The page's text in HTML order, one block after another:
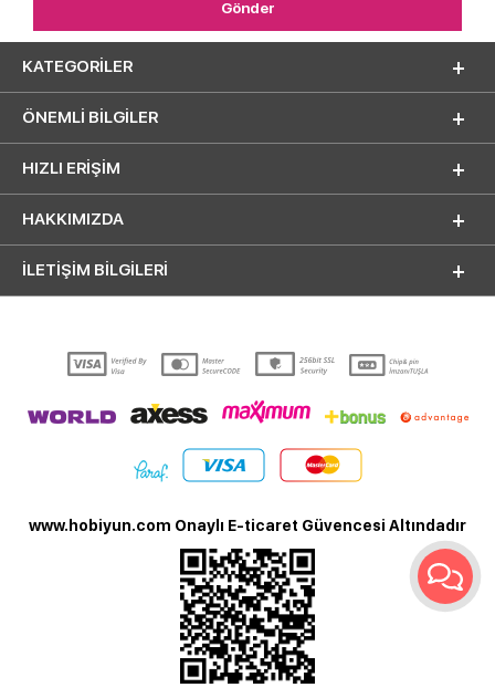
KATEGORILER
ÖNEMLI BILGILER
HIZLI ERIŞIM
HAKKIMIZDA
İLETİŞİM BİLGİLERİ
www.hobiyun.com Onaylı E-ticaret Güvencesi Altındadır